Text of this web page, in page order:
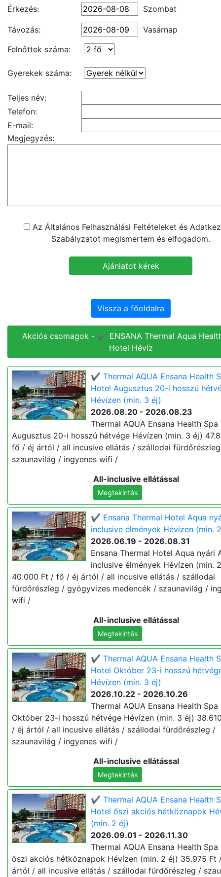
Érkezés: Szombat
Távozás:
Vasárnap
Felnőttek száma:
Gyerekek száma:
Teljes név:
Telefon:
E-mail:
Megjegyzés:
Az Általános Felhasználási Feltételeket és
Szabályzatot megismertem és elfogadom.
Vissza a főoldalra
Akciós csomagok - ✔️ ENSANA Thermal Aqua
Hotel Hévíz
✔️ Thermal AQUA Ensana Health
Hotel Augusztus 20-i hosszú
Hévízen (min. 3 éj)
2026.08.20 - 2026.08.23
Thermal AQUA Ensana Health
Augusztus 20-i hosszú hétvége Hévízen (min. 3 éj)
fő / éj ártól / all incusive ellátás / szállodai
szaunavilág / ingyenes wifi /
All-inclusive ellátással
Megtekintés
✔️ Ensana Thermal Hotel Aqua
inclusive élmények Hévízen (min.
2026.06.19 - 2026.08.31
Ensana Thermal Hotel Aqua nyári
inclusive élmények Hévízen (min.
40.000 Ft / fő / éj ártól / all incusive ellátás / szállodai
fürdőrészleg / gyógyvizes medencék / szaunavilág /
wifi /
All-inclusive ellátással
Megtekintés
✔️ Thermal AQUA Ensana Health
Hotel Október 23-i hosszú
Hévízen (min. 3 éj)
2026.10.22 - 2026.10.26
Thermal AQUA Ensana Health
Október 23-i hosszú hétvége Hévízen (min. 3 éj)
/ éj ártól / all incusive ellátás / szállodai fürdőrészleg /
szaunavilág / ingyenes wifi /
All-inclusive ellátással
Megtekintés
✔️ Thermal AQUA Ensana Health
Hotel őszi akciós hétköznapok
(min. 2 éj)
2026.09.01 - 2026.11.30
Thermal AQUA Ensana Health
őszi akciós hétköznapok Hévízen (min. 2 éj) 35.975 Ft
ártól / all incusive ellátás / szállodai fürdőrészleg /